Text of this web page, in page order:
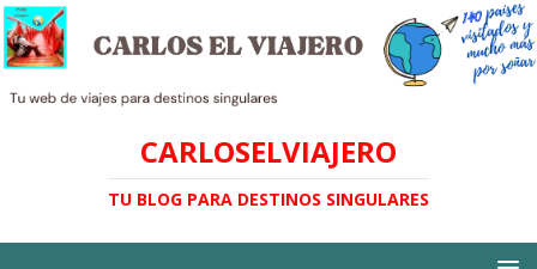
CARLOSELVIAJERO
TU BLOG PARA DESTINOS SINGULARES